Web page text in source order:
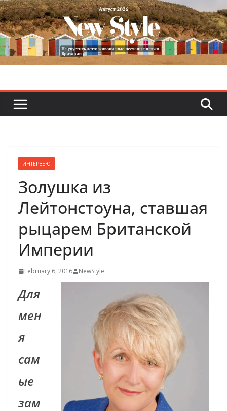
Skip
to
content
ИНТЕРВЬЮ
Золушка из
Лейтонстоуна, ставшая
рыцарем Британской
Империи
February 6, 2016 NewStyle
Для
мен
я
сам
ые
зам